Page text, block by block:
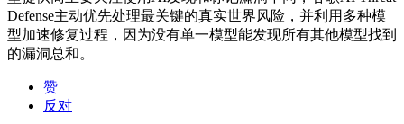
Defense主动优先处理最关键的真实世界风险，并利用多种模
型加速修复过程，因为没有单一模型能发现所有其他模型找到
的漏洞总和。
赞
反对